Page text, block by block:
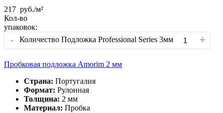
217 руб./м²
Кол-во
упаковок:
- Количество Подложка Professional Series 3мм +
Пробковая подложка Amorim 2 мм
Страна: Португалия
Формат: Рулонная
Толщина: 2 мм
Материал: Пробка